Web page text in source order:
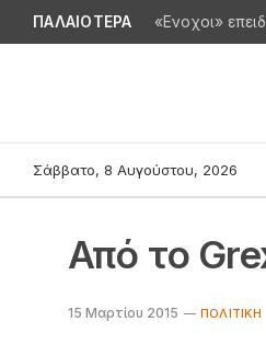
ΠΑΛΑΙΟΤΕΡΑ «Ενοχοι»
Σάββατο, 8 Αυγούστου, 2026
Από το
15 Μαρτίου 2015 ΠΟΛΙΤΙΚΉ